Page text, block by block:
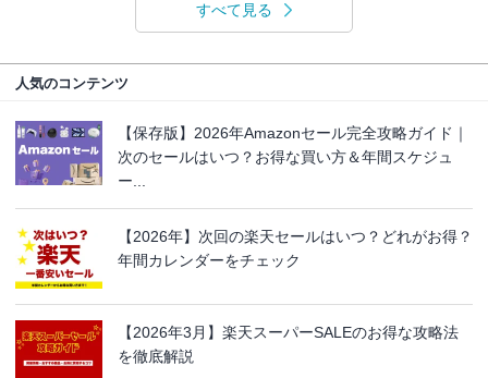
すべて見る
人気のコンテンツ
【保存版】2026年Amazonセール完全攻略ガイド｜
次のセールはいつ？お得な買い方＆年間スケジュ
ー...
【2026年】次回の楽天セールはいつ？どれがお得？
年間カレンダーをチェック
【2026年3月】楽天スーパーSALEのお得な攻略法
を徹底解説